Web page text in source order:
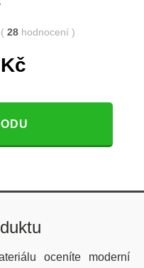
( 28 hodnocení )
Kč
oceníte moderní